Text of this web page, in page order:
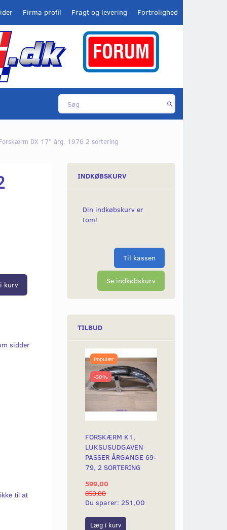
Fortrolighed
Fragt og levering
Firma profil
DX 17" årg. 1976 2 sortering
kurv
sidder
til at
INDKØBSKURV
Din indkøbskurv er
tom!
Til kassen
Se indkøbskurv
TILBUD
Populær
-30%
FORSKÆRM K1,
LUKSUSUDGAVEN
PASSER ÅRGANGE 69-
79, 2 SORTERING
599,00
850,00
Du sparer: 251,00
Læg i kurv